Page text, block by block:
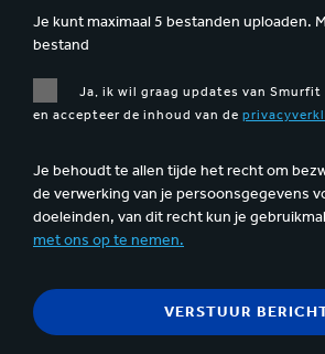
Je kunt maximaal 5 bestanden uploaden.
bestand
Ja, ik wil graag updates van Smurfit
en accepteer de inhoud van de
Je behoudt te allen tijde het recht om
de verwerking van je persoonsgegevens
doeleinden, van dit recht kun je
met ons op te nemen.